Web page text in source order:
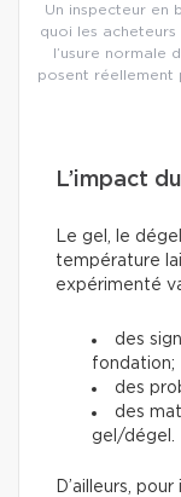
Un inspecteur en
quoi les acheteurs
l’usure normale
posent réellement
L’impact
Le gel, le
température
expérimenté
des
fondation;
des
des
gel/dégel.
D’ailleurs,